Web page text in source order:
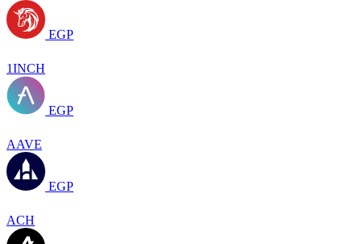
EGP
1INCH
EGP
AAVE
EGP
ACH